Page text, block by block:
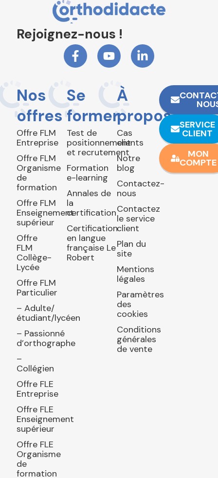
Rejoignez-nous !
Nos
offres
Offre FLM
Entreprise
Offre FLM
Organisme
de
formation
Offre FLM
Enseignement
supérieur
Offre
FLM
Collège-
Lycée
Offre FLM
Particulier
– Adulte/
étudiant/lycéen
– Passionné
d’orthographe
–
Collégien
Offre FLE
Entreprise
Offre FLE
Enseignement
supérieur
Offre FLE
Organisme
de
formation
Se
former
Test de
positionnement
et recrutement
Formation
e-learning
Annales de
la
certification
Certification
en langue
française Le
Robert
À
propos
Cas
clients
Notre
blog
Contactez-
nous
Contactez
le service
client
Plan du
site
Mentions
légales
Paramètres
des
cookies
Conditions
générales
de vente
SERVICE
CLIENT
MON
COMPTE